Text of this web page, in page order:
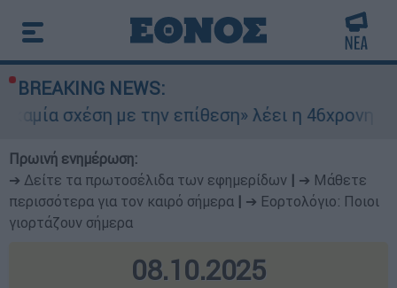
BREAKING NEWS:
την επίθεση» λέει η 46χρονη - Τι αποκάλυψε
Πρωινή ενημέρωση:
➔ Δείτε τα πρωτοσέλιδα των εφημερίδων
➔ Μάθετε
περισσότερα για τον καιρό σήμερα
➔ Εορτολόγιο: Ποιοι
γιορτάζουν σήμερα
08.10.2025